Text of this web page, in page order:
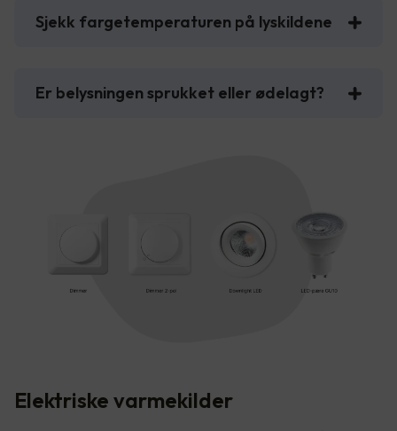
Sjekk fargetemperaturen på lyskildene
Er belysningen sprukket eller ødelagt?
Elektriske varmekilder